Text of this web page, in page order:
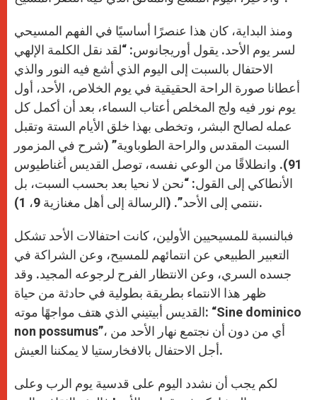
ومنذ البداية، كان هذا عنصرًا أساسيًا في الفهم المسيحي
لسر يوم الأحد. يقول أوريجانوس: “لقد نقل الكلمة الإلهي
الاحتفال بالسبت إلى اليوم الذي أشع فيه النور والذي
أعطانا صورة الراحة الحقيقية في يوم الخلاص، الأحد، أول
يوم نور فيه ولج المخلص أعتاب السماء، بعد أن أكمل كل
عمله لصالح البشر، وتخطى بهذا خلق الأيام الستة وتقبل
السبت المقدس والراحة الطوباوية” (شرح في المزمور
91). وانطلاقًا من الوعي نفسه، توصل القديس أغناطيوس
الأنطاكي إلى القول: “نحن لا نحيا بعد بحسب السبت، بل
ننتمي إلى الأحد”. (الرسالة إلى أهل مغنازية 9، 1).
فبالنسبة للمسيحيين الأولين، كانت احتفالات الأحد تشكل
التعبير الطبيعي عن انتمائهم للمسيح، وعن الشراكة في
جسده السري، وعن الانتظار الفرح لرجوعه المجيد. وقد
ظهر هذا الانتماء بطريقة بطولية في حادثة من حياة
القديس أبيتيني الذي هتف مواجهًا موته: “Sine dominico
non possumus”، أي من دون أن نجتمع نهار الأحد من
أجل الاحتفال بالافخارستيا لا يمكننا العيش.
لكم يجب أن نشدد اليوم على قدسية يوم الرب وعلى